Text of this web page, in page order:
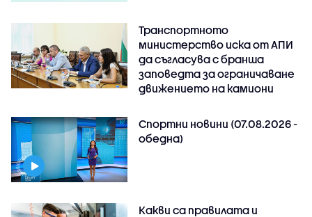
Транспортното
министерство иска от АПИ
да съгласува с бранша
заповедта за ограничаване
движението на камиони
Спортни новини (07.08.2026 -
обедна)
Какви са правилата и